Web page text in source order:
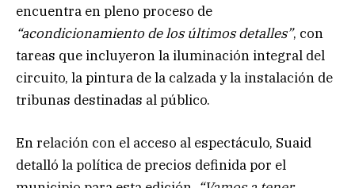
encuentra en pleno proceso de
“acondicionamiento de los últimos detalles”, con
tareas que incluyeron la iluminación integral del
circuito, la pintura de la calzada y la instalación de
tribunas destinadas al público.
En relación con el acceso al espectáculo, Suaid
detalló la política de precios definida por el